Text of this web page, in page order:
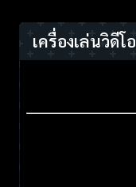
เครื่องเล่นวิดีโอ